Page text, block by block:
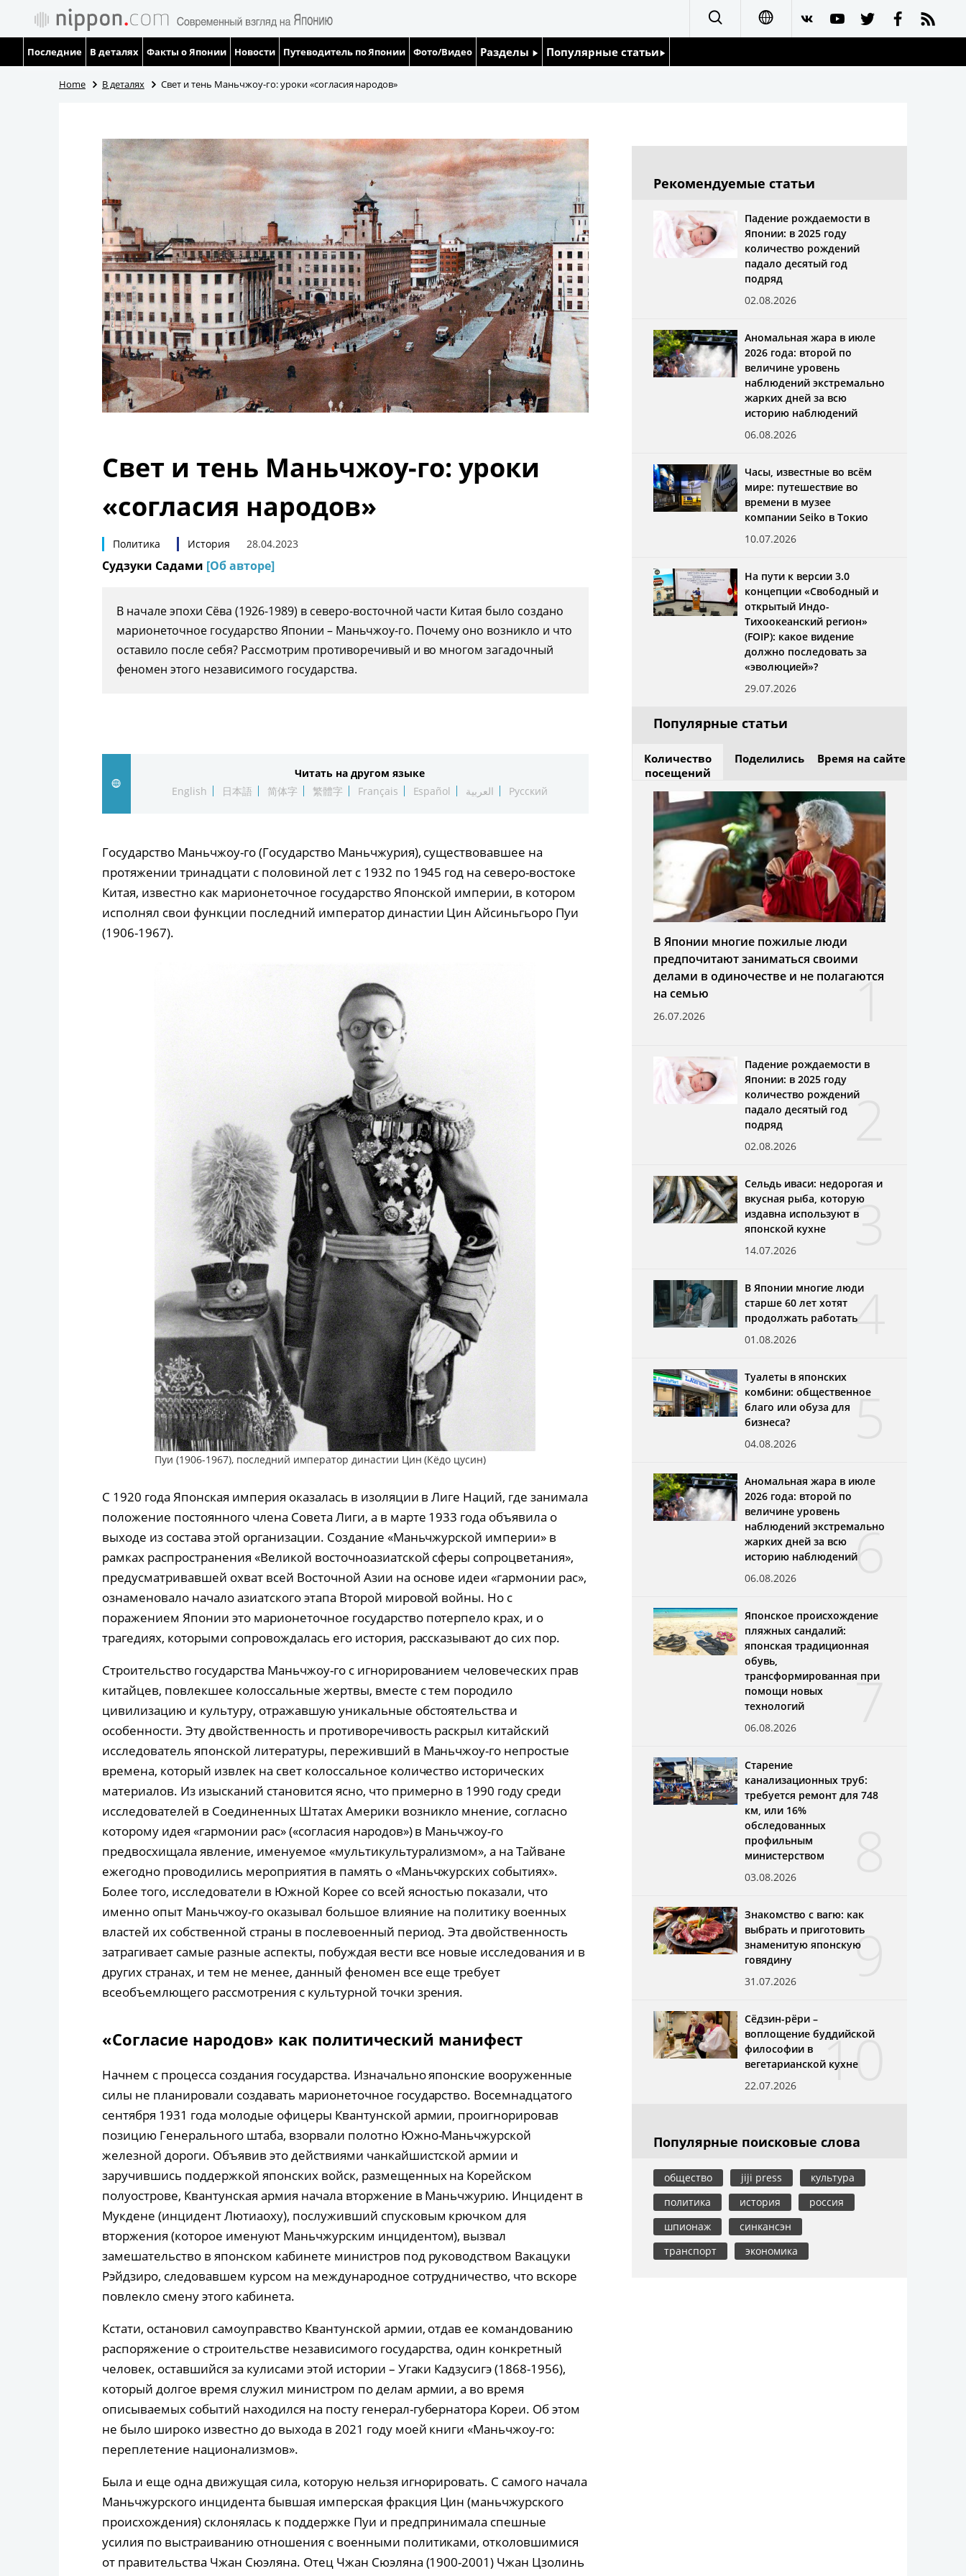
Español
العربية
Последние В деталях Факты о Японии Новости Путеводитель по Японии Фото/Видео Разделы
Политика
Экономика
Общество
Культура
Жизнь
Технологии
Токио
От редакции
Популярные статьи
Семья
Еда и напитки
Home В деталях Свет и тень Маньчжоу-го: уроки «согласия народов»
Свет и тень Маньчжоу-го: уроки
«согласия народов»
Политика История 28.04.2023
Судзуки Садами [Об авторе]
В начале эпохи Сёва (1926-1989) в северо-восточной части Китая было создано
марионеточное государство Японии – Маньчжоу-го. Почему оно возникло и что
оставило после себя? Рассмотрим противоречивый и во многом загадочный
феномен этого независимого государства.
Читать на другом языке
English
日本語 简体字 繁體字 Français Español العربية Русский
Государство Маньчжоу-го (Государство Маньчжурия), существовавшее на
протяжении тринадцати с половиной лет с 1932 по 1945 год на северо-востоке
Китая, известно как марионеточное государство Японской империи, в котором
исполнял свои функции последний император династии Цин Айсиньгьоро Пуи
(1906-1967).
Пуи (1906-1967), последний император династии Цин (Кёдо цусин)
С 1920 года Японская империя оказалась в изоляции в Лиге Наций, где занимала
положение постоянного члена Совета Лиги, а в марте 1933 года объявила о
выходе из состава этой организации. Создание «Маньчжурской империи» в
рамках распространения «Великой восточноазиатской сферы сопроцветания»,
предусматривавшей охват всей Восточной Азии на основе идеи «гармонии рас»,
ознаменовало начало азиатского этапа Второй мировой войны. Но с
поражением Японии это марионеточное государство потерпело крах, и о
трагедиях, которыми сопровождалась его история, рассказывают до сих пор.
Строительство государства Маньчжоу-го с игнорированием человеческих прав
китайцев, повлекшее колоссальные жертвы, вместе с тем породило
цивилизацию и культуру, отражавшую уникальные обстоятельства и
особенности. Эту двойственность и противоречивость раскрыл китайский
исследователь японской литературы, переживший в Маньчжоу-го непростые
времена, который извлек на свет колоссальное количество исторических
материалов. Из изысканий становится ясно, что примерно в 1990 году среди
исследователей в Соединенных Штатах Америки возникло мнение, согласно
которому идея «гармонии рас» («согласия народов») в Маньчжоу-го
предвосхищала явление, именуемое «мультикультурализмом», а на Тайване
ежегодно проводились мероприятия в память о «Маньчжурских событиях».
Более того, исследователи в Южной Корее со всей ясностью показали, что
именно опыт Маньчжоу-го оказывал большое влияние на политику военных
властей их собственной страны в послевоенный период. Эта двойственность
затрагивает самые разные аспекты, побуждая вести все новые исследования и в
других странах, и тем не менее, данный феномен все еще требует
всеобъемлющего рассмотрения с культурной точки зрения.
«Согласие народов» как политический манифест
Начнем с процесса создания государства. Изначально японские вооруженные
силы не планировали создавать марионеточное государство. Восемнадцатого
сентября 1931 года молодые офицеры Квантунской армии, проигнорировав
позицию Генерального штаба, взорвали полотно Южно-Маньчжурской
железной дороги. Объявив это действиями чанкайшистской армии и
заручившись поддержкой японских войск, размещенных на Корейском
полуострове, Квантунская армия начала вторжение в Маньчжурию. Инцидент в
Мукдене (инцидент Лютиаоху), послуживший спусковым крючком для
вторжения (которое именуют Маньчжурским инцидентом), вызвал
замешательство в японском кабинете министров под руководством Вакацуки
Рэйдзиро, следовавшем курсом на международное сотрудничество, что вскоре
повлекло смену этого кабинета.
Кстати, остановил самоуправство Квантунской армии, отдав ее командованию
распоряжение о строительстве независимого государства, один конкретный
человек, оставшийся за кулисами этой истории – Угаки Кадзусигэ (1868-1956),
который долгое время служил министром по делам армии, а во время
описываемых событий находился на посту генерал-губернатора Кореи. Об этом
не было широко известно до выхода в 2021 году моей книги «Маньчжоу-го:
переплетение национализмов».
Была и еще одна движущая сила, которую нельзя игнорировать. С самого начала
Маньчжурского инцидента бывшая имперская фракция Цин (маньчжурского
происхождения) склонялась к поддержке Пуи и предпринимала спешные
усилия по выстраиванию отношения с военными политиками, отколовшимися
от правительства Чжан Сюэляна. Отец Чжан Сюэляна (1900-2001) Чжан Цзолинь
Рекомендуемые статьи
Падение рождаемости в
Японии: в 2025 году
количество рождений
падало десятый год
подряд
02.08.2026
Аномальная жара в июле
2026 года: второй по
величине уровень
наблюдений экстремально
жарких дней за всю
историю наблюдений
06.08.2026
Часы, известные во всём
мире: путешествие во
времени в музее
компании Seiko в Токио
10.07.2026
На пути к версии 3.0
концепции «Свободный и
открытый Индо-
Тихоокеанский регион»
(FOIP): какое видение
должно последовать за
«эволюцией»?
29.07.2026
Популярные статьи
Количество
посещений
Поделились Время на сайте
1
В Японии многие пожилые люди
предпочитают заниматься своими
делами в одиночестве и не полагаются
на семью
26.07.2026
2
Падение рождаемости в
Японии: в 2025 году
количество рождений
падало десятый год
подряд
02.08.2026
3
Сельдь иваси: недорогая и
вкусная рыба, которую
издавна используют в
японской кухне
14.07.2026
4
В Японии многие люди
старше 60 лет хотят
продолжать работать
01.08.2026
5
Туалеты в японских
комбини: общественное
благо или обуза для
бизнеса?
04.08.2026
6
Аномальная жара в июле
2026 года: второй по
величине уровень
наблюдений экстремально
жарких дней за всю
историю наблюдений
06.08.2026
7
Японское происхождение
пляжных сандалий:
японская традиционная
обувь,
трансформированная при
помощи новых
технологий
06.08.2026
Старение
канализационных труб:
требуется ремонт для 748
км, или 16%
обследованных
профильным
министерством
03.08.2026
9
Знакомство с вагю: как
выбрать и приготовить
знаменитую японскую
говядину
31.07.2026
10
Сёдзин-рёри –
воплощение буддийской
философии в
вегетарианской кухне
22.07.2026
Популярные поисковые слова
общество jiji press
культура
политика
история
россия
шпионаж
синкансэн
транспорт
экономика